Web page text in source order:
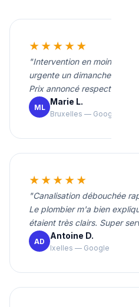
★★★★★
"Intervention en moins de
urgente un dimanche soir.
Prix annoncé respecté. Je
ML
Marie L.
Bruxelles — Google
★★★★★
"Canalisation débouchée
Le plombier m'a bien
étaient très clairs. Super
AD
Antoine D.
Ixelles — Google